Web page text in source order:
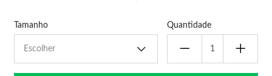
Tamanho Quantidade